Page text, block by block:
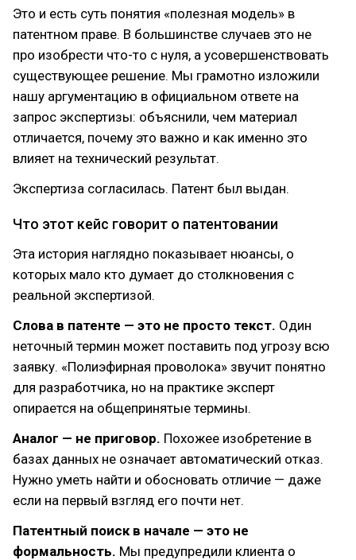
Это и есть суть понятия «полезная модель» в
патентном праве. В большинстве случаев это не
про изобрести что-то с нуля, а усовершенствовать
существующее решение. Мы грамотно изложили
нашу аргументацию в официальном ответе на
запрос экспертизы: объяснили, чем материал
отличается, почему это важно и как именно это
влияет на технический результат.
Экспертиза согласилась. Патент был выдан.
Что этот кейс говорит о патентовании
Эта история наглядно показывает нюансы, о
которых мало кто думает до столкновения с
реальной экспертизой.
Слова в патенте — это не просто текст. Один
неточный термин может поставить под угрозу всю
заявку. «Полиэфирная проволока» звучит понятно
для разработчика, но на практике эксперт
опирается на общепринятые термины.
Аналог — не приговор. Похожее изобретение в
базах данных не означает автоматический отказ.
Нужно уметь найти и обосновать отличие — даже
если на первый взгляд его почти нет.
Патентный поиск в начале — это не
формальность. Мы предупредили клиента о